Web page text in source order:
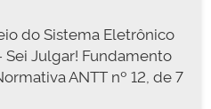
do Sistema Eletrônico
Julgar! Fundamento
ANTT nº 12, de 7